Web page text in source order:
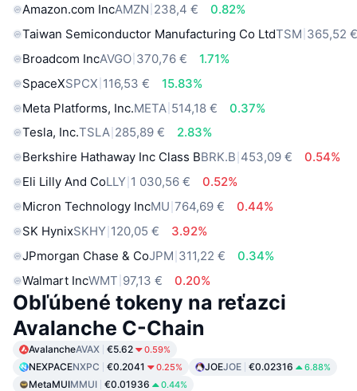
Amazon.com IncAMZN 238,4 €
0.82%
Taiwan Semiconductor Manufacturing Co LtdTSM 365,52
Broadcom IncAVGO 370,76 €
1.71%
SpaceXSPCX 116,53 €
15.83%
Meta Platforms, Inc.META 514,18 €
0.37%
Tesla, Inc.TSLA 285,89 €
2.83%
Berkshire Hathaway Inc Class BBRK.B 453,09 €
0.54%
Eli Lilly And CoLLY 1 030,56 €
0.52%
Micron Technology IncMU 764,69 €
0.44%
SK HynixSKHY 120,05 €
3.92%
JPmorgan Chase & CoJPM 311,22 €
0.34%
Walmart IncWMT 97,13 € 0.20%
Obľúbené tokeny na reťazci
Avalanche C-Chain
AvalancheAVAX €5.62 0.59%
NEXPACENXPC €0.2041 0.25% JOEJOE €0.02316 6.88%
MetaMUIMMUI €0.01936 0.44%